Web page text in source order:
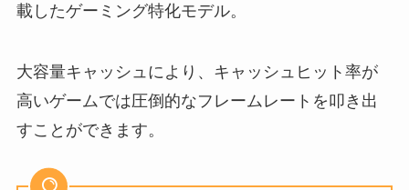
載したゲーミング特化モデル。
大容量キャッシュにより、キャッシュヒット率が
高いゲームでは圧倒的なフレームレートを叩き出
すことができます。